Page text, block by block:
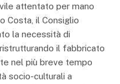
attentato per mano
Costa, il Consiglio
la necessità di
il fabbricato
nel più breve tempo
socio-culturali a